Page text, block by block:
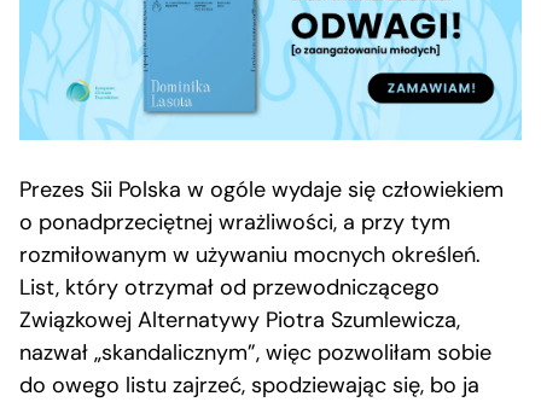
Prezes Sii Polska w ogóle wydaje się człowiekiem
o ponadprzeciętnej wrażliwości, a przy tym
rozmiłowanym w używaniu mocnych określeń.
List, który otrzymał od przewodniczącego
Związkowej Alternatywy Piotra Szumlewicza,
nazwał „skandalicznym”, więc pozwoliłam sobie
do owego listu zajrzeć, spodziewając się, bo ja